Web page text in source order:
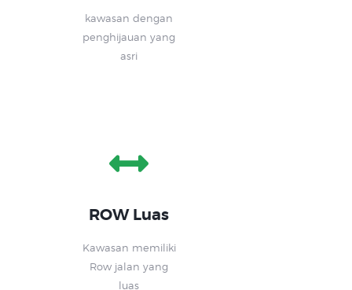
kawasan dengan
penghijauan yang
asri
ROW Luas
Kawasan memiliki
Row jalan yang
luas